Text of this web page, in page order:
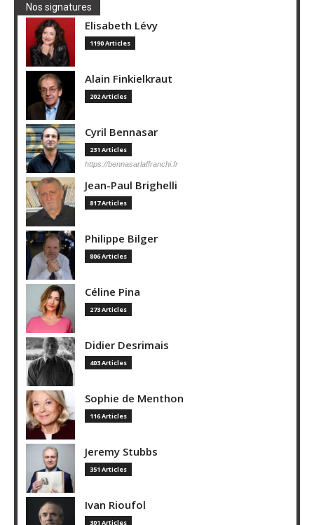
Nos signatures
Elisabeth Lévy
1190 Articles
Alain Finkielkraut
202 Articles
Cyril Bennasar
231 Articles
https://bennasarlaffranchi.fr
Jean-Paul Brighelli
817 Articles
Philippe Bilger
806 Articles
Céline Pina
273 Articles
Didier Desrimais
403 Articles
Sophie de Menthon
116 Articles
Jeremy Stubbs
351 Articles
Ivan Rioufol
301 Articles